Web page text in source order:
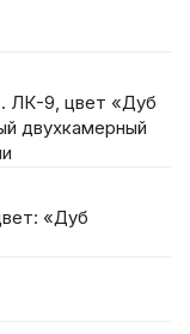
ЛК-9, цвет «Дуб
двухкамерный
«Дуб